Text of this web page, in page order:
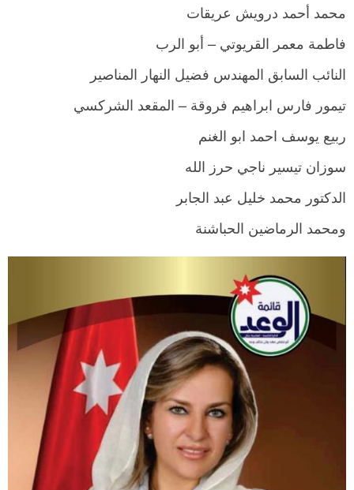
محمد أحمد درويش عريقات
فاطمة معمر القريوتي – أبو الرب
النائب السابق المهندس فضيل النهار المناصير
تيمور فارس ابراهيم فروقة – المقعد الشركسي
ربيع يوسف احمد ابو الغنم
سوزان تيسير ناجي حرز الله
الدكتور محمد خليل عبد الجابر
ومحمد الرماضين الحباشنة